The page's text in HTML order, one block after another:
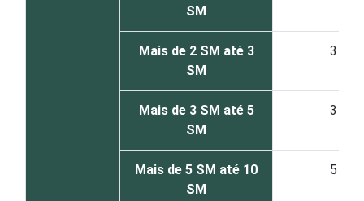
SM
Mais de 2 SM até 3
SM
3
Mais de 3 SM até 5
SM
3
Mais de 5 SM até 10
SM
5